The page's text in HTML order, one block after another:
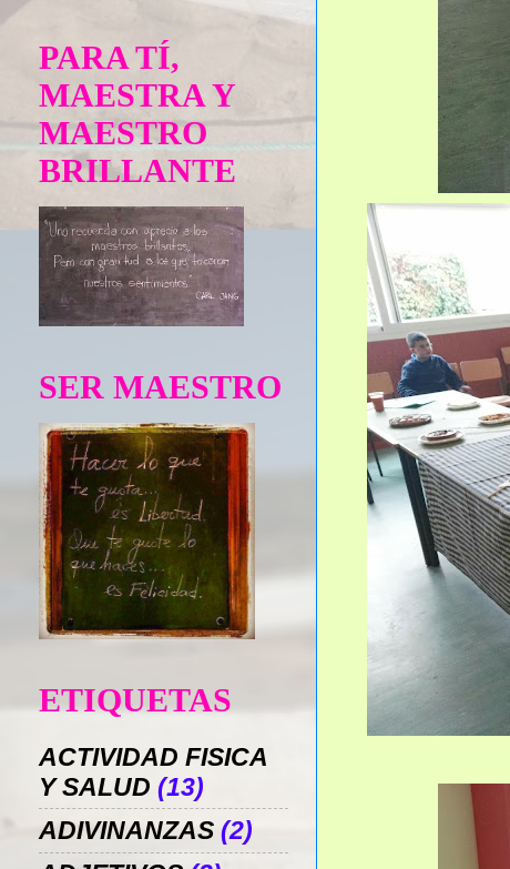
PARA TÍ,
MAESTRA Y
MAESTRO
BRILLANTE
SER MAESTRO
ETIQUETAS
ACTIVIDAD FISICA
Y SALUD (13)
ADIVINANZAS (2)